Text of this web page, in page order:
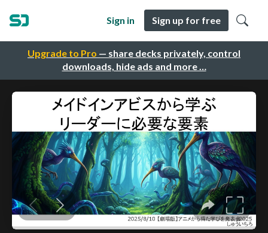
Upgrade to Pro — share decks privately, control
downloads, hide ads and more …
Sign in Sign up for free